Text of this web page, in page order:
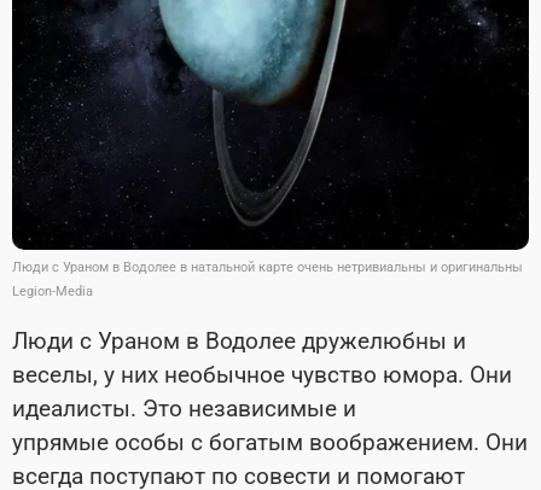
Люди с Ураном в Водолее в натальной карте очень нетривиальны и оригинальны
Legion-Media
Люди с Ураном в Водолее дружелюбны и
веселы, у них необычное чувство юмора. Они
идеалисты. Это независимые и
упрямые особы с богатым воображением. Они
всегда поступают по совести и помогают